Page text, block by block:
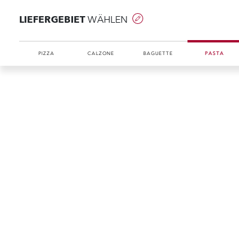
LIEFERGEBIETWÄHLEN
PIZZA CALZONE BAGUETTE PASTA